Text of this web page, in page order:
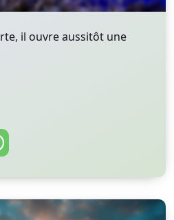
il ouvre aussitôt une